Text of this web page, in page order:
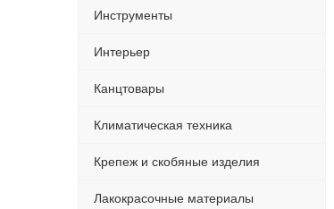
Инструменты
Интерьер
Канцтовары
Климатическая техника
Крепеж и скобяные изделия
Лакокрасочные материалы